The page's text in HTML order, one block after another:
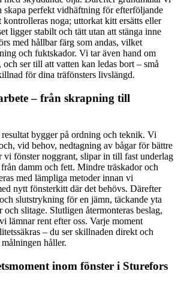
skapa perfekt vidhäftning för efterföljande
noga; uttorkat kitt ersätts eller
ligger stabilt och tätt utan att stänga inne
med hållbar färg som andas, vilket
och fuktskador. Vi tar även hand om
och ser till att vatten kan ledas bort – små
för dina träfönsters livslängd.
– från skrapning till
bygger på ordning och teknik. Vi
vid behov, nedtagning av bågar för bättre
vi fönster noggrant, slipar in till fast underlag
damm och fett. Mindre träskador och
med lämpliga metoder innan vi
nytt fönsterkitt där det behövs. Därefter
slutstrykning för en jämn, täckande yta
och slitage. Slutligen återmonteras beslag,
lämnar rent efter oss. Varje moment
– du ser skillnaden direkt och
håller.
inom fönster i Sturefors